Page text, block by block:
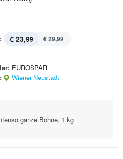
€ 23,99 € 29,99
EUROSPAR
Wiener Neustadt
ganze Bohne, 1 kg